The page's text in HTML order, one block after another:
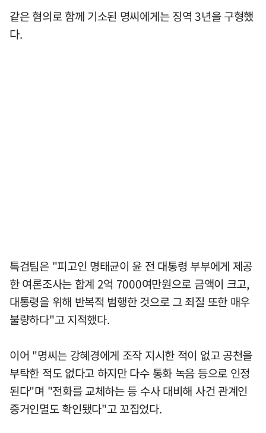
같은 혐의로 함께 기소된 명씨에게는 징역 3년을 구형했
다.
특검팀은 "피고인 명태균이 윤 전 대통령 부부에게 제공
한 여론조사는 합계 2억 7000여만원으로 금액이 크고,
대통령을 위해 반복적 범행한 것으로 그 죄질 또한 매우
불량하다"고 지적했다.
이어 "명씨는 강혜경에게 조작 지시한 적이 없고 공천을
부탁한 적도 없다고 하지만 다수 통화 녹음 등으로 인정
된다"며 "전화를 교체하는 등 수사 대비해 사건 관계인
증거인멸도 확인됐다"고 꼬집었다.